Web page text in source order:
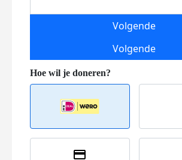
Volgende
Volgende